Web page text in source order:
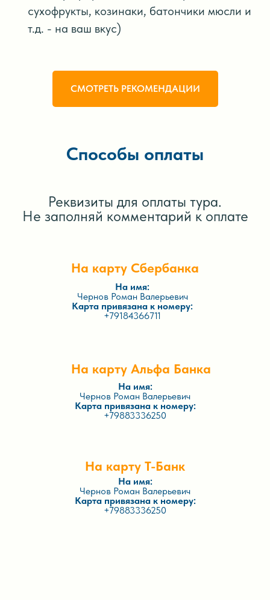
сухофрукты, козинаки, батончики мюсли и
т.д. - на ваш вкус)
СМОТРЕТЬ РЕКОМЕНДАЦИИ
Способы оплаты
Реквизиты для оплаты тура.
Не заполняй комментарий к оплате
На карту Сбербанка
На карту Альфа Банка
На карту Т-Банк
На имя:
Чернов Роман Валерьевич
Карта привязана к номеру:
+79184366711
На имя:
Чернов Роман Валерьевич
Карта привязана к номеру:
+79883336250
На имя:
Чернов Роман Валерьевич
Карта привязана к номеру:
+79883336250